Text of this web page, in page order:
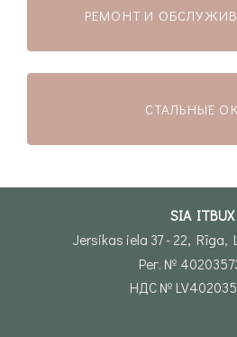
РЕМОНТ И
СТАЛЬНЫЕ
SIA ITBUX
Jersikas iela 37 - 22, Rīga,
Рег. №
НДС №